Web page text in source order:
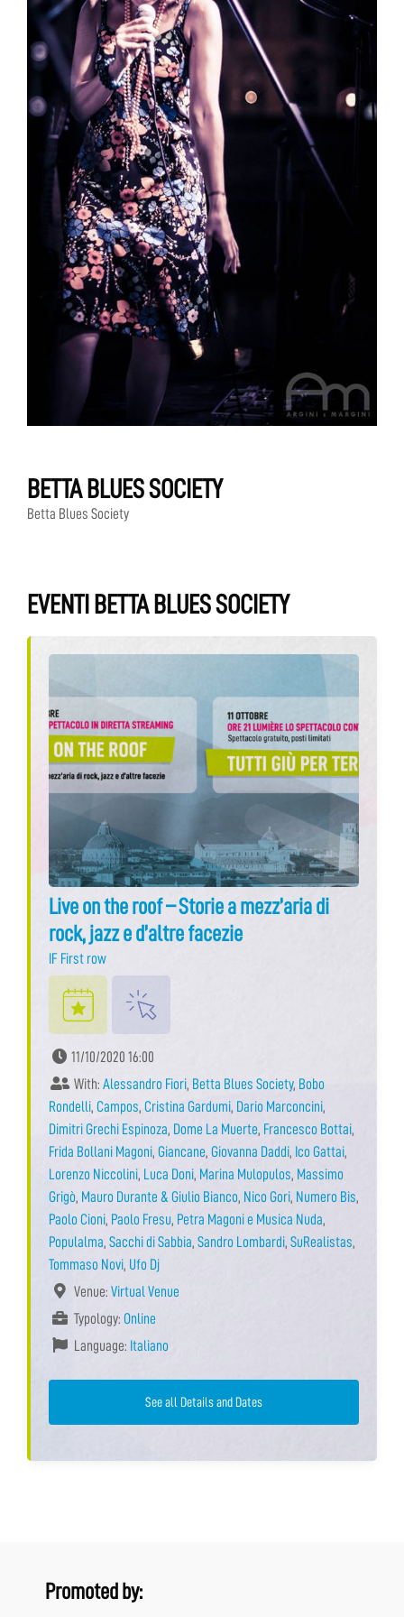
BETTA BLUES SOCIETY
Betta Blues Society
EVENTI BETTA BLUES SOCIETY
Live on the roof – Storie a mezz’aria di
rock, jazz e d’altre facezie
IF First row
11/10/2020 16:00
With: Alessandro Fiori, Betta Blues Society, Bobo
Rondelli, Campos, Cristina Gardumi, Dario Marconcini,
Dimitri Grechi Espinoza, Dome La Muerte, Francesco Bottai,
Frida Bollani Magoni, Giancane, Giovanna Daddi, Ico Gattai,
Lorenzo Niccolini, Luca Doni, Marina Mulopulos, Massimo
Grigò, Mauro Durante & Giulio Bianco, Nico Gori, Numero Bis,
Paolo Cioni, Paolo Fresu, Petra Magoni e Musica Nuda,
Populalma, Sacchi di Sabbia, Sandro Lombardi, SuRealistas,
Tommaso Novi, Ufo Dj
Venue: Virtual Venue
Typology: Online
Language: Italiano
See all Details and Dates
Promoted by: